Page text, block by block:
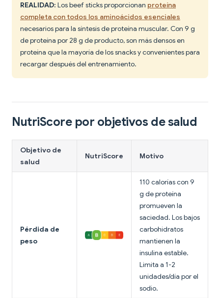
REALIDAD: Los beef sticks proporcionan proteína
completa con todos los aminoácidos esenciales
necesarios para la síntesis de proteína muscular. Con 9 g
de proteína por 28 g de producto, son más densos en
proteína que la mayoría de los snacks y convenientes para
recargar después del entrenamiento.
NutriScore por objetivos de salud
Objetivo de
salud
NutriScore Motivo
Pérdida de
peso
110 calorías con 9
g de proteína
promueven la
saciedad. Los bajos
carbohidratos
mantienen la
insulina estable.
Limita a 1-2
unidades/día por el
sodio.